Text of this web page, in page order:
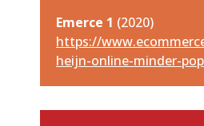
Emerce 1 (2020)
https://
heijn-online-minder-